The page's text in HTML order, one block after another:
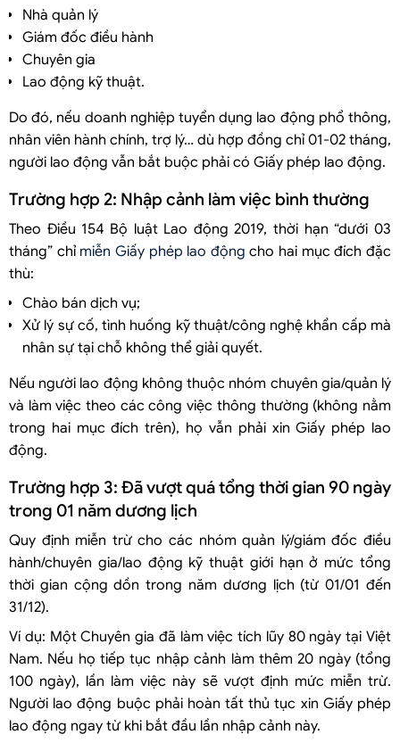
Nhà quản lý
Giám đốc điều hành
Chuyên gia
Lao động kỹ thuật.
Do đó, nếu doanh nghiệp tuyển dụng lao động phổ thông,
nhân viên hành chính, trợ lý… dù hợp đồng chỉ 01-02 tháng,
người lao động vẫn bắt buộc phải có Giấy phép lao động.
Trường hợp 2: Nhập cảnh làm việc bình thường
Theo Điều 154 Bộ luật Lao động 2019, thời hạn “dưới 03
tháng” chỉ miễn Giấy phép lao động cho hai mục đích đặc
thù:
Chào bán dịch vụ;
Xử lý sự cố, tình huống kỹ thuật/công nghệ khẩn cấp mà
nhân sự tại chỗ không thể giải quyết.
Nếu người lao động không thuộc nhóm chuyên gia/quản lý
và làm việc theo các công việc thông thường (không nằm
trong hai mục đích trên), họ vẫn phải xin Giấy phép lao
động.
Trường hợp 3: Đã vượt quá tổng thời gian 90 ngày
trong 01 năm dương lịch
Quy định miễn trừ cho các nhóm quản lý/giám đốc điều
hành/chuyên gia/lao động kỹ thuật giới hạn ở mức tổng
thời gian cộng dồn trong năm dương lịch (từ 01/01 đến
31/12).
Ví dụ: Một Chuyên gia đã làm việc tích lũy 80 ngày tại Việt
Nam. Nếu họ tiếp tục nhập cảnh làm thêm 20 ngày (tổng
100 ngày), lần làm việc này sẽ vượt định mức miễn trừ.
Người lao động buộc phải hoàn tất thủ tục xin Giấy phép
lao động ngay từ khi bắt đầu lần nhập cảnh này.